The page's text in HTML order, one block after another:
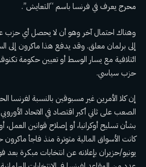
محرج يعرف في فرنسا باسم “التعايش”.
وهناك احتمال آخر وهو أن لا يحصل أي حزب
إلى برلمان معلق. وقد يدفع هذا ماكرون إلى
ائتلافية مع يسار الوسط أو تعيين حكومة
حزب سياسي.
إن كلا الأمرين غير مسبوقين بالنسبة لفرنسا
الصعب على ثاني أكبر اقتصاد في الاتحاد
بشأن تسليح أوكرانيا، أو إصلاح قوانين
كانت الأسواق المالية متوترة منذ فاجأ
يونيو/حزيران بإعلانه عن انتخابات مبكرة بعد